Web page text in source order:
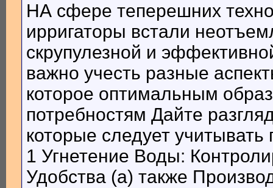
НА сфере теперешних
ирригаторы встали
скрупулезной и
важно учесть разные
которое оптимальным
потребностям Дайте
которые следует
1 Угнетение Воды:
Удобства (а) также